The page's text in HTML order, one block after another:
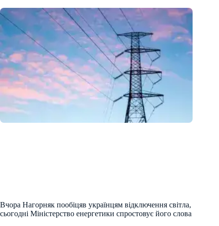
Вчора Нагорняк пообіцяв українцям відключення світла,
сьогодні Міністерство енергетики спростовує його слова